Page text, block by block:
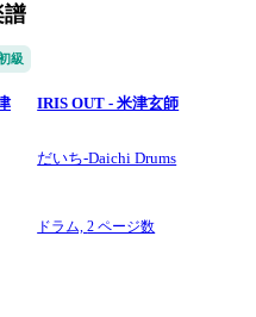
などを
て頂きますので
譜
級
IRIS OUT - 米津玄師
だいち-Daichi Drums
ドラム,2 ページ数